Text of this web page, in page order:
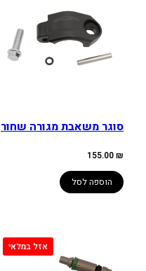
סוגר משאבת מגורה שחור
155.00₪
הוספה לסל